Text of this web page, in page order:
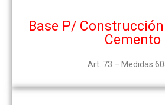
Base P/ Construcción
Cemento
Art. 73 – Medidas